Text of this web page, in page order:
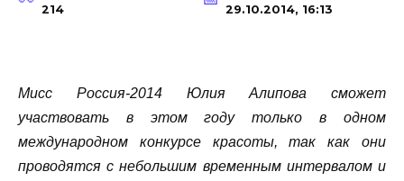
214 29.10.2014, 16:13
Мисс Россия-2014 Юлия Алипова сможет
участвовать в этом году только в одном
международном конкурсе красоты, так как они
проводятся с небольшим временным интервалом и